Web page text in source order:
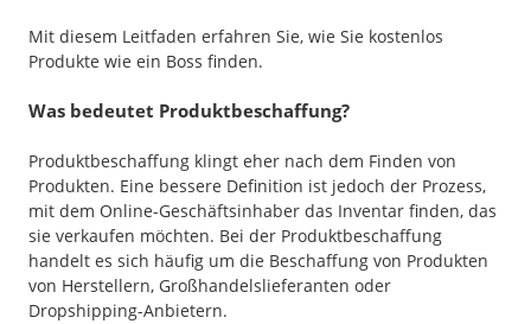
Mit diesem Leitfaden erfahren Sie, wie Sie kostenlos
Produkte wie ein Boss finden.
Was bedeutet Produktbeschaffung?
Produktbeschaffung klingt eher nach dem Finden von
Produkten. Eine bessere Definition ist jedoch der Prozess,
mit dem Online-Geschäftsinhaber das Inventar finden, das
sie verkaufen möchten. Bei der Produktbeschaffung
handelt es sich häufig um die Beschaffung von Produkten
von Herstellern, Großhandelslieferanten oder
Dropshipping-Anbietern.